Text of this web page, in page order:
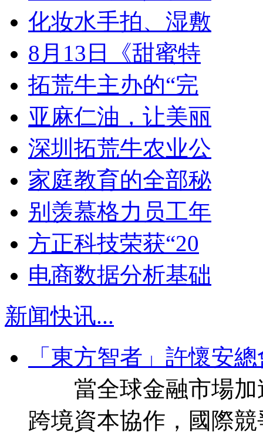
化妆水手拍、湿敷
8月13日《甜蜜特
拓荒牛主办的“完
亚麻仁油，让美丽
深圳拓荒牛农业公
家庭教育的全部秘
别羡慕格力员工年
方正科技荣获“20
电商数据分析基础
新闻快讯...
「東方智者」許懷安
當全球金融市場加
跨境資本協作，國際